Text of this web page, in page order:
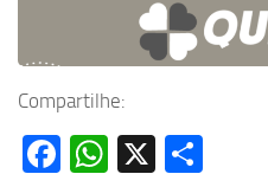
Compartilhe:
Facebook
WhatsApp
X